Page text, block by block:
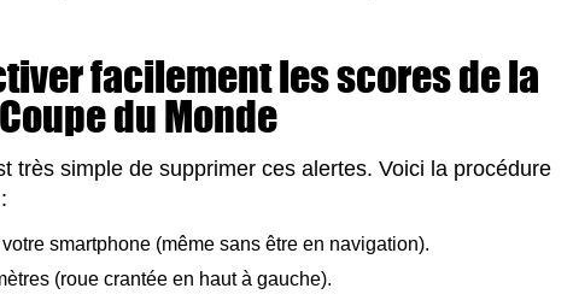
facilement les scores de la
Coupe du Monde
très simple de supprimer ces alertes. Voici la procédure
smartphone (même sans être en navigation).
(roue crantée en haut à gauche).